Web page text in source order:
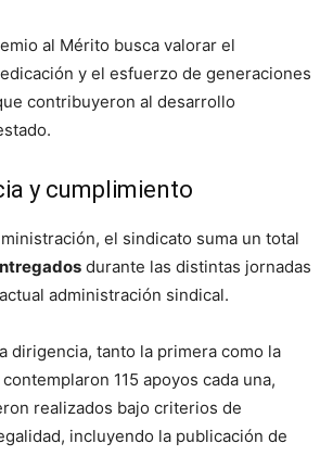
al Mérito busca valorar el
y el esfuerzo de generaciones
contribuyeron al desarrollo
y cumplimiento
el sindicato suma un total
durante las distintas jornadas
administración sindical.
dirigencia, tanto la primera como la
115 apoyos cada una,
realizados bajo criterios de
incluyendo la publicación de